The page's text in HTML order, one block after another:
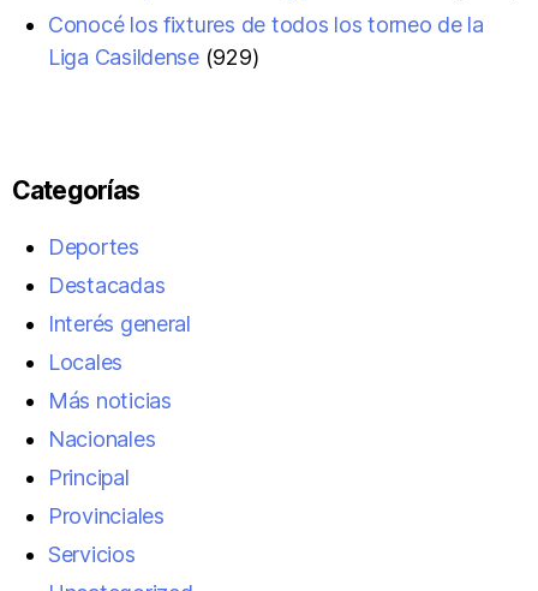
Conocé los fixtures de todos los torneo de la
Liga Casildense (929)
Categorías
Deportes
Destacadas
Interés general
Locales
Más noticias
Nacionales
Principal
Provinciales
Servicios